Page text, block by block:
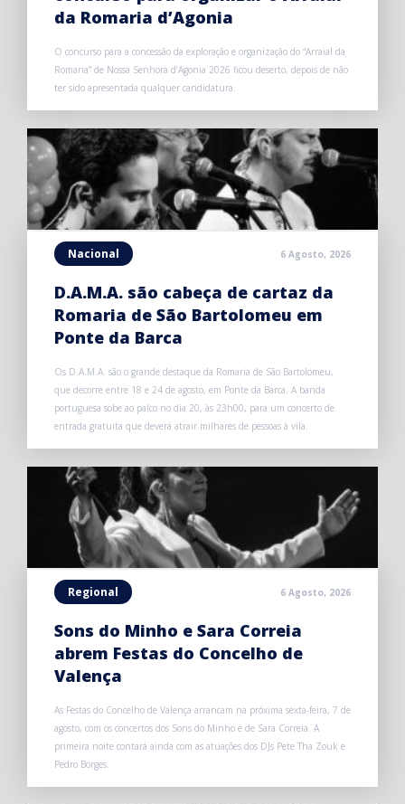
da Romaria d’Agonia
O concurso para a concessão da exploração e organização do “Arraial da
Romaria” de Nossa Senhora d’Agonia 2026 ficou deserto, depois de não
ter sido apresentada qualquer candidatura.
Nacional 6 Agosto, 2026
D.A.M.A. são cabeça de cartaz da
Romaria de São Bartolomeu em
Ponte da Barca
Os D.A.M.A. são o grande destaque da Romaria de São Bartolomeu,
que decorre entre 18 e 24 de agosto, em Ponte da Barca. A banda
portuguesa sobe ao palco no dia 20, às 23h00, para um concerto de
entrada gratuita que deverá atrair milhares de pessoas à vila.
Regional 6 Agosto, 2026
Sons do Minho e Sara Correia
abrem Festas do Concelho de
Valença
As Festas do Concelho de Valença arrancam na próxima sexta-feira, 7 de
agosto, com os concertos dos Sons do Minho e de Sara Correia. A
primeira noite contará ainda com as atuações dos DJs Pete Tha Zouk e
Pedro Borges.